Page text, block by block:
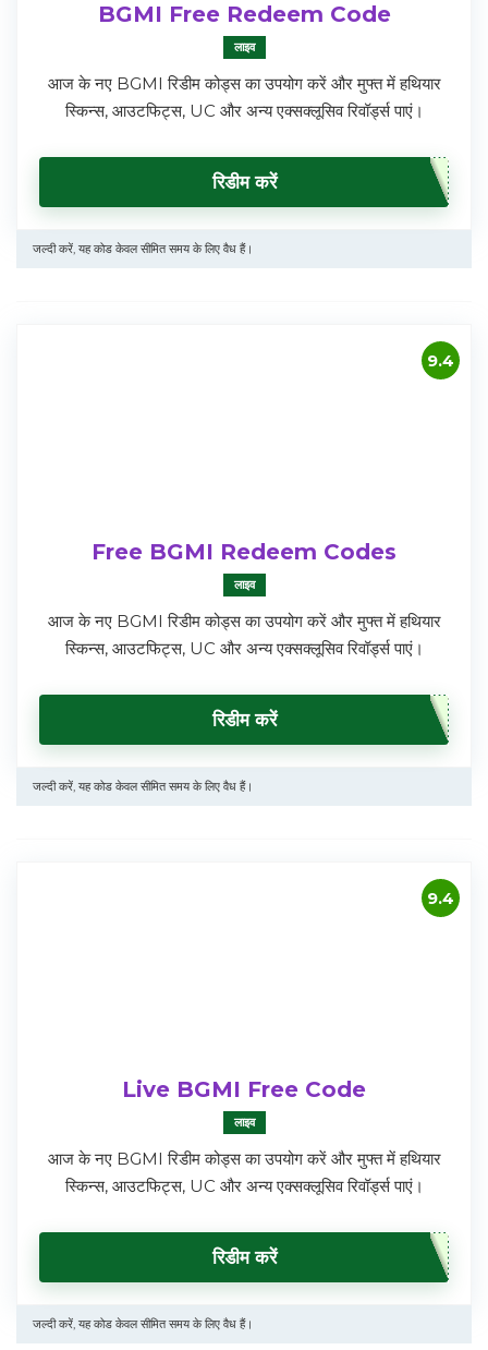
BGMI Free Redeem Code
लाइव
आज के नए BGMI रिडीम कोड्स का उपयोग करें और मुफ्त में हथियार
स्किन्स, आउटफिट्स, UC और अन्य एक्सक्लूसिव रिवॉर्ड्स पाएं।
रिडीम करें
जल्दी करें, यह कोड केवल सीमित समय के लिए वैध हैं।
9.4
Free BGMI Redeem Codes
लाइव
आज के नए BGMI रिडीम कोड्स का उपयोग करें और मुफ्त में हथियार
स्किन्स, आउटफिट्स, UC और अन्य एक्सक्लूसिव रिवॉर्ड्स पाएं।
रिडीम करें
जल्दी करें, यह कोड केवल सीमित समय के लिए वैध हैं।
9.4
Live BGMI Free Code
लाइव
आज के नए BGMI रिडीम कोड्स का उपयोग करें और मुफ्त में हथियार
स्किन्स, आउटफिट्स, UC और अन्य एक्सक्लूसिव रिवॉर्ड्स पाएं।
रिडीम करें
जल्दी करें, यह कोड केवल सीमित समय के लिए वैध हैं।